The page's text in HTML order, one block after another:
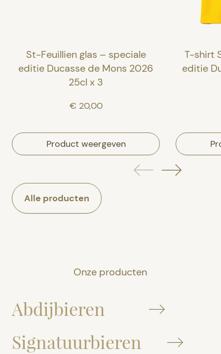
St-Feuillien glas – speciale
editie Ducasse de Mons 2026
25cl x 3
€ 20,00
Product weergeven
T-shirt
editie
Alle producten
Onze producten
Abdijbieren
Signatuurbieren